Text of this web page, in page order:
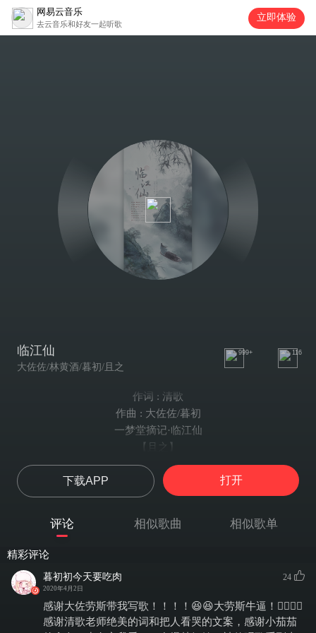
网易云音乐
去云音乐和好友一起听歌
立即体验
临江仙
大佐佐/林黄酒/暮初/且之
999+ 116
作词 : 清歌
作曲 : 大佐佐/暮初
一梦堂摘记·临江仙
【且之】
溪梦：我借繁星为你明灯千盏，不知在天那边，你可曾看到？
—STAFF—
作曲/编曲：暮初/大佐佐
演唱：林黄酒
分轨混音：大佐佐
人声混音：暮初
海报：星残4869
下载APP 打开
评论 相似歌曲 相似歌单
精彩评论
暮初初今天要吃肉
2020年4月2日
24
感谢大佐劳斯带我写歌！！！！😆😆大劳斯牛逼！👍🏻👍🏻
感谢清歌老师绝美的词和把人看哭的文案，感谢小茄茄